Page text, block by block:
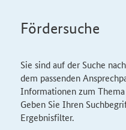
Fördersuche
Sie sind auf der Suche
dem passenden
Informationen zum
Geben Sie Ihren
Ergebnisfilter.